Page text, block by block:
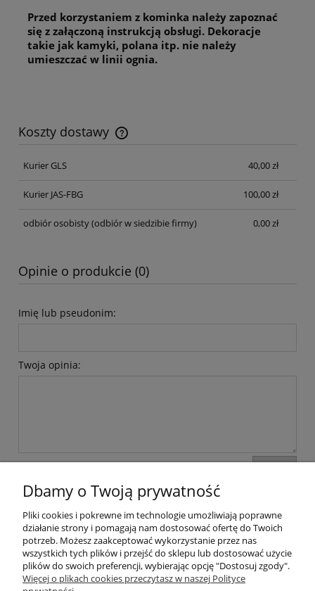
Przed korzystaniem z kominka należy zapoznać
się z załączoną instrukcją obsługi. Dekoracje
takie jak kamyki, polana itp. nie należy
umieszczać w linii ognia.
Koszty dostawy
Cena nie zawiera ewentualnych kosztów płatności
Kurier GLS
40,00 zł
Kurier JAS-FBG 100,00 zł
odbiór osobisty(odbiór w siedzibie firmy) 0,00 zł
Opinie o produkcie (0)
Imię lub pseudonim:
Twoja opinia:
Moje konto
Płatności i dostawa
Dbamy o Twoją prywatność
Pliki cookies i pokrewne im technologie umożliwiają poprawne
działanie strony i pomagają nam dostosować ofertę do Twoich
potrzeb. Możesz zaakceptować wykorzystanie przez nas
wszystkich tych plików i przejść do sklepu lub dostosować użycie
plików do swoich preferencji, wybierając opcję "Dostosuj zgody".
Więcej o plikach cookies przeczytasz w naszej Polityce